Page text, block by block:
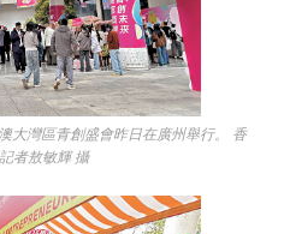
大灣區青創盛會昨日在廣州舉行。 香
者敖敏輝 攝